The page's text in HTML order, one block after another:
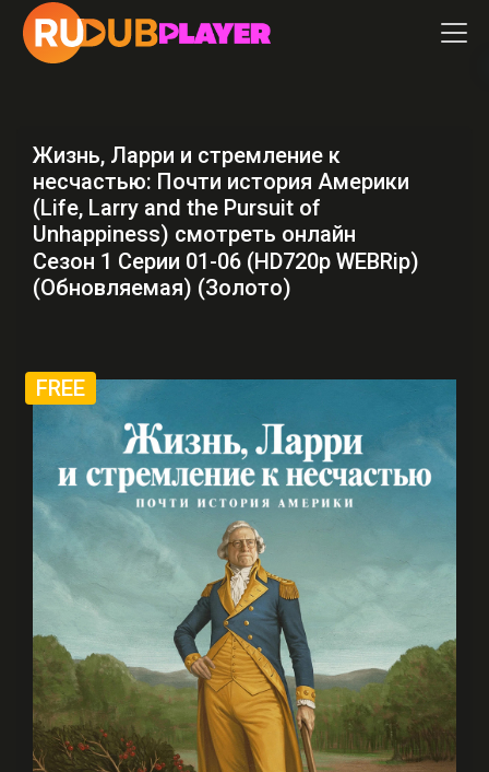
Жизнь, Ларри и стремление к
несчастью: Почти история Америки
(Life, Larry and the Pursuit of
Unhappiness) смотреть онлайн
Сезон 1 Серии 01-06 (HD720p WEBRip)
(Обновляемая) (Золото)
FREE